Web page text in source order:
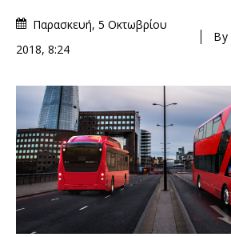
Παρασκευή, 5 Οκτωβρίου
2018, 8:24
By